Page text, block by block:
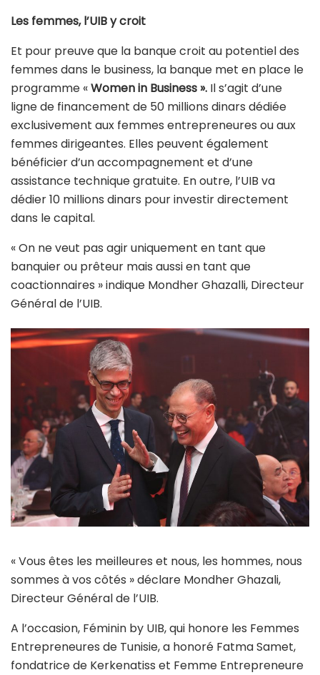
Les femmes, l’UIB y croit
Et pour preuve que la banque croit au potentiel des
femmes dans le business, la banque met en place le
programme «Women in Business ». Il s’agit d’une
ligne de financement de 50 millions dinars dédiée
exclusivement aux femmes entrepreneures ou aux
femmes dirigeantes. Elles peuvent également
bénéficier d’un accompagnement et d’une
assistance technique gratuite. En outre, l’UIB va
dédier 10 millions dinars pour investir directement
dans le capital.
« On ne veut pas agir uniquement en tant que
banquier ou prêteur mais aussi en tant que
coactionnaires » indique Mondher Ghazalli, Directeur
Général de l’UIB.
« Vous êtes les meilleures et nous, les hommes, nous
sommes à vos côtés » déclare Mondher Ghazali,
Directeur Général de l’UIB.
A l’occasion, Féminin by UIB, qui honore les Femmes
Entrepreneures de Tunisie, a honoré Fatma Samet,
fondatrice de Kerkenatiss et Femme Entrepreneure